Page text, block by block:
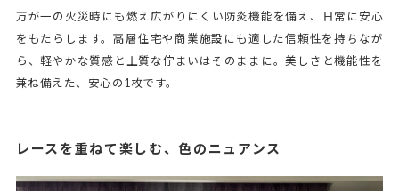
万が一の火災時にも燃え広がりにくい防炎機能を備え、日常に安心
をもたらします。高層住宅や商業施設にも適した信頼性を持ちなが
ら、軽やかな質感と上質な佇まいはそのままに。美しさと機能性を
兼ね備えた、安心の1枚です。
レースを重ねて楽しむ、色のニュアンス